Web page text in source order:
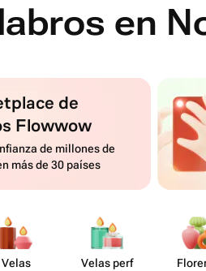
en
de
Flowwow
de millones de
más de 30 países
Velas
Velas perf​